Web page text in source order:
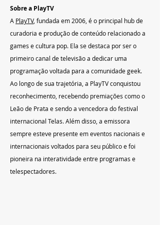
Sobre a PlayTV
A PlayTV, fundada em 2006, é o principal hub de
curadoria e produção de conteúdo relacionado a
games e cultura pop. Ela se destaca por ser o
primeiro canal de televisão a dedicar uma
programação voltada para a comunidade geek.
Ao longo de sua trajetória, a PlayTV conquistou
reconhecimento, recebendo premiações como o
Leão de Prata e sendo a vencedora do festival
internacional Telas. Além disso, a emissora
sempre esteve presente em eventos nacionais e
internacionais voltados para seu público e foi
pioneira na interatividade entre programas e
telespectadores.